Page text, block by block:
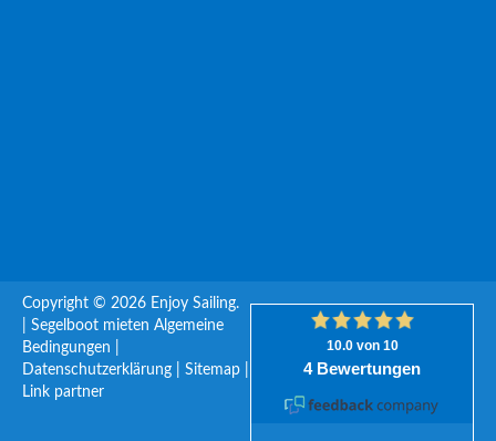
Copyright © 2026 Enjoy Sailing.
Segelboot mieten Algemeine
Bedingungen
Datenschutzerklärung
Sitemap
Link partner